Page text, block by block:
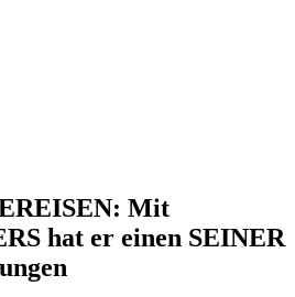
Mit
hat er einen SEINER